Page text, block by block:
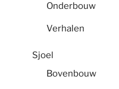
Onderbouw
Verhalen
Sjoel
Bovenbouw